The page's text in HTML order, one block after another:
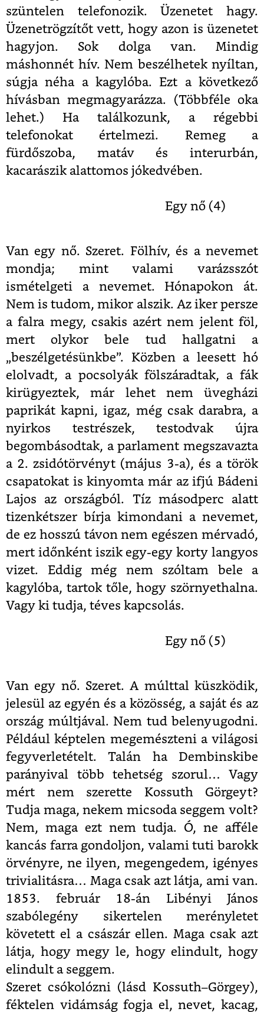
szüntelen telefonozik. Üzenetet hagy.
Üzenetrögzítőt vett, hogy azon is üzenetet
hagyjon. Sok dolga van. Mindig
máshonnét hív. Nem beszélhetek nyíltan,
súgja néha a kagylóba. Ezt a következő
hívásban megmagyarázza. (Többféle oka
lehet.) Ha találkozunk, a régebbi
telefonokat értelmezi. Remeg a
fürdőszoba, matáv és interurbán,
kacarászik alattomos jókedvében.
Egy nő (4)
Van egy nő. Szeret. Fölhív, és a nevemet
mondja; mint valami varázsszót
ismételgeti a nevemet. Hónapokon át.
Nem is tudom, mikor alszik. Az iker persze
a falra megy, csakis azért nem jelent föl,
mert olykor bele tud hallgatni a
„beszélgetésünkbe”. Közben a leesett hó
elolvadt, a pocsolyák fölszáradtak, a fák
kirügyeztek, már lehet nem üvegházi
paprikát kapni, igaz, még csak darabra, a
nyirkos testrészek, testodvak újra
begombásodtak, a parlament megszavazta
a 2. zsidótörvényt (május 3-a), és a török
csapatokat is kinyomta már az ifjú Bádeni
Lajos az országból. Tíz másodperc alatt
tizenkétszer bírja kimondani a nevemet,
de ez hosszú távon nem egészen mérvadó,
mert időnként iszik egy-egy korty langyos
vizet. Eddig még nem szóltam bele a
kagylóba, tartok tőle, hogy szörnyethalna.
Vagy ki tudja, téves kapcsolás.
Egy nő (5)
Van egy nő. Szeret. A múlttal küszködik,
jelesül az egyén és a közösség, a saját és az
ország múltjával. Nem tud belenyugodni.
Például képtelen megemészteni a világosi
fegyverletételt. Talán ha Dembinskibe
parányival több tehetség szorul… Vagy
mért nem szerette Kossuth Görgeyt?
Tudja maga, nekem micsoda seggem volt?
Nem, maga ezt nem tudja. Ó, ne afféle
kancás farra gondoljon, valami tuti barokk
örvényre, ne ilyen, megengedem, igényes
trivialitásra… Maga csak azt látja, ami van.
1853. február 18-án Libényi János
szabólegény sikertelen merényletet
követett el a császár ellen. Maga csak azt
látja, hogy megy le, hogy elindult, hogy
elindult a seggem.
Szeret csókolózni (lásd Kossuth–Görgey),
féktelen vidámság fogja el, nevet, kacag,